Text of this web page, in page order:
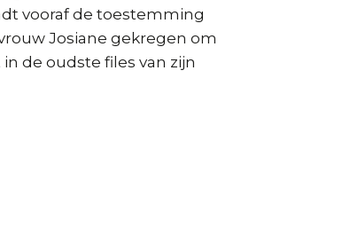
vooraf de toestemming
Josiane gekregen om
de oudste files van zijn